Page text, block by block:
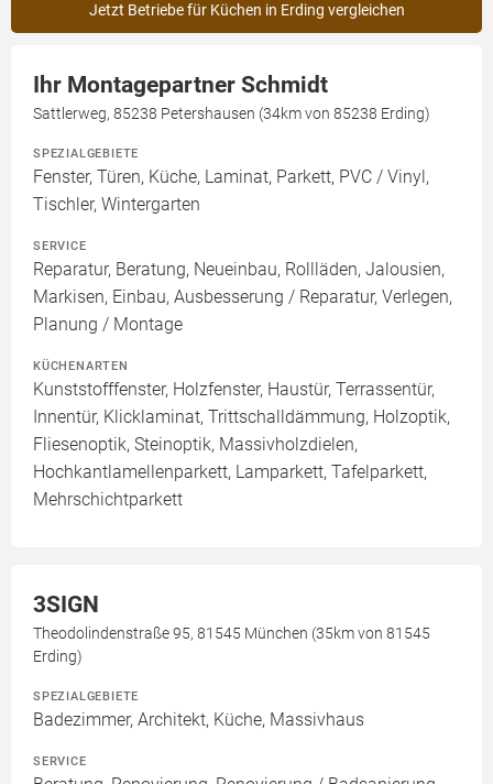
Jetzt Betriebe für Küchen in Erding vergleichen
Ihr Montagepartner Schmidt
Sattlerweg, 85238 Petershausen (34km von 85238 Erding)
SPEZIALGEBIETE
Fenster, Türen, Küche, Laminat, Parkett, PVC / Vinyl,
Tischler, Wintergarten
SERVICE
Reparatur, Beratung, Neueinbau, Rollläden, Jalousien,
Markisen, Einbau, Ausbesserung / Reparatur, Verlegen,
Planung / Montage
KÜCHENARTEN
Kunststofffenster, Holzfenster, Haustür, Terrassentür,
Innentür, Klicklaminat, Trittschalldämmung, Holzoptik,
Fliesenoptik, Steinoptik, Massivholzdielen,
Hochkantlamellenparkett, Lamparkett, Tafelparkett,
Mehrschichtparkett
3SIGN
Theodolindenstraße 95, 81545 München (35km von 81545
Erding)
SPEZIALGEBIETE
Badezimmer, Architekt, Küche, Massivhaus
SERVICE